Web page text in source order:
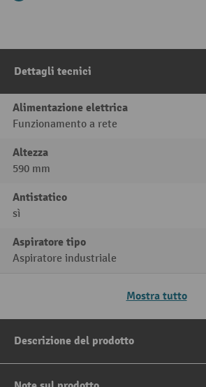
Dettagli tecnici
Alimentazione elettrica
Funzionamento a rete
Altezza
590 mm
Antistatico
sì
Aspiratore tipo
Aspiratore industriale
Mostra tutto
Descrizione del prodotto